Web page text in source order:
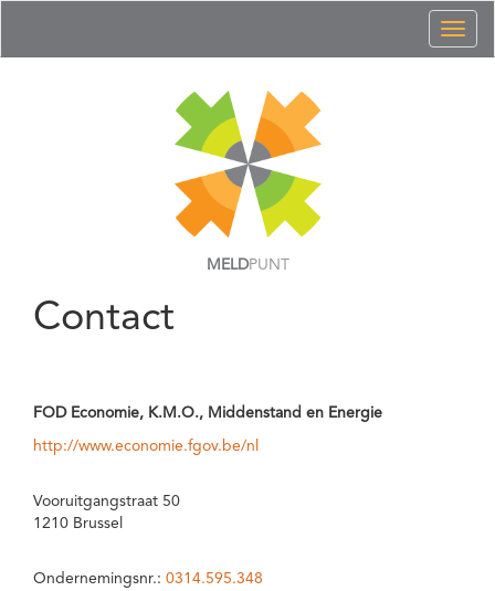
MELDPUNT
Contact
FOD Economie, K.M.O., Middenstand en Energie
http://www.economie.fgov.be/nl
Vooruitgangstraat 50
1210 Brussel
Ondernemingsnr.: 0314.595.348